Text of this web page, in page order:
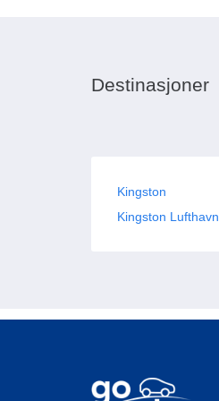
Destinasjoner
Kingston
Kingston Lufthavn